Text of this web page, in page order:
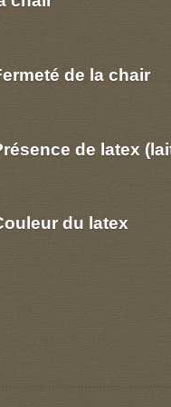
de la chair
de latex
du latex